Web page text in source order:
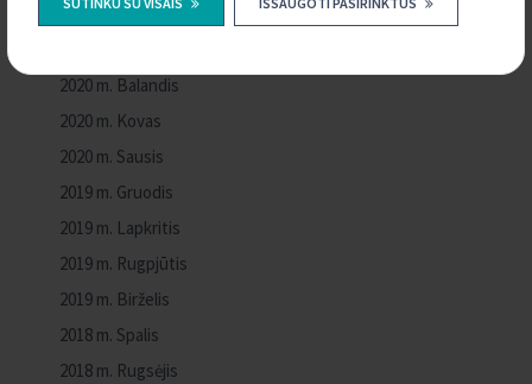
2020 m. Birželis
2020 m. Balandis
2020 m. Kovas
2020 m. Sausis
2019 m. Gruodis
2019 m. Lapkritis
2019 m. Rugpjūtis
2019 m. Birželis
2018 m. Spalis
2018 m. Rugsėjis